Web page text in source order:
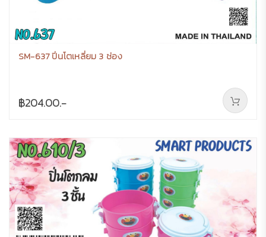
SM-637 ปิ่นโตเหลี่ยม 3 ช่อง
฿204.00.-